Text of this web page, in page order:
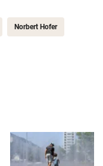
Norbert Hofer